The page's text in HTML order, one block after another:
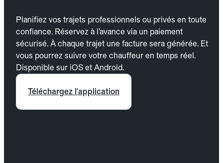
Planifiez vos trajets professionnels ou privés en toute
confiance. Réservez à l’avance via un paiement
sécurisé. À chaque trajet une facture sera générée. Et
vous pourrez suivre votre chauffeur en temps réel.
Disponible sur iOS et Android.
Téléchargez l'application